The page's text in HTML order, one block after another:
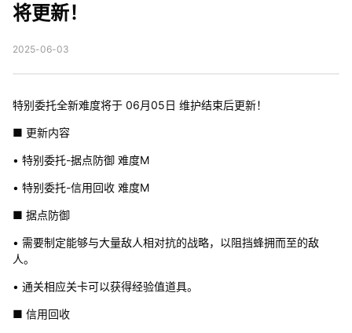
将更新！
2025-06-03
特别委托全新难度将于 06月05日 维护结束后更新！
■ 更新内容
• 特别委托-据点防御 难度M
• 特别委托-信用回收 难度M
■ 据点防御
• 需要制定能够与大量敌人相对抗的战略，以阻挡蜂拥而至的敌
人。
• 通关相应关卡可以获得经验值道具。
■ 信用回收